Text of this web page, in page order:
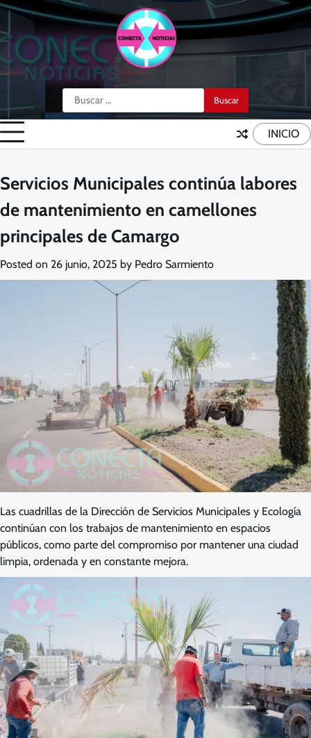
Skip
content
Buscar:
INICIO
Servicios Municipales continúa labores
de mantenimiento en camellones
principales de Camargo
Posted on 26 junio, 2025 by Pedro Sarmiento
Las cuadrillas de la Dirección de Servicios Municipales y Ecología
continúan con los trabajos de mantenimiento en espacios
públicos, como parte del compromiso por mantener una ciudad
limpia, ordenada y en constante mejora.